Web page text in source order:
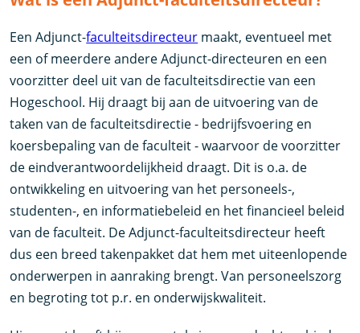
Een Adjunct-faculteitsdirecteur maakt, eventueel met
een of meerdere andere Adjunct-directeuren en een
voorzitter deel uit van de faculteitsdirectie van een
Hogeschool. Hij draagt bij aan de uitvoering van de
taken van de faculteitsdirectie - bedrijfsvoering en
koersbepaling van de faculteit - waarvoor de voorzitter
de eindverantwoordelijkheid draagt. Dit is o.a. de
ontwikkeling en uitvoering van het personeels-,
studenten-, en informatiebeleid en het financieel beleid
van de faculteit. De Adjunct-faculteitsdirecteur heeft
dus een breed takenpakket dat hem met uiteenlopende
onderwerpen in aanraking brengt. Van personeelszorg
en begroting tot p.r. en onderwijskwaliteit.